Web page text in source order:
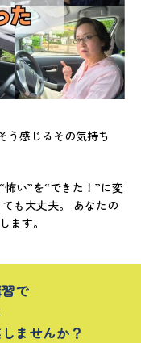
う感じるその気持ち
い”を“できた！”に変
も大丈夫。 あなたの
ます。
で
ませんか？